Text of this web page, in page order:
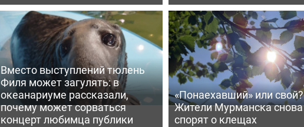
Вместо выступлений тюлень
Филя может загулять: в
океанариуме рассказали,
почему может сорваться
концерт любимца публики
«Понаехавший» или свой?
Жители Мурманска снова
спорят о клещах